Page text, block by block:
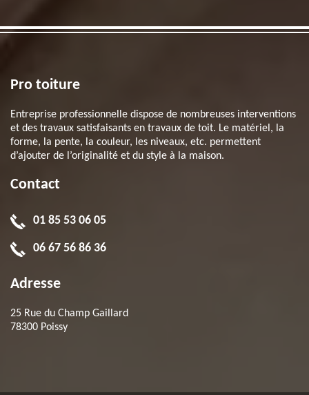
Pro toiture
Entreprise professionnelle dispose de nombreuses interventions
et des travaux satisfaisants en travaux de toit. Le matériel, la
forme, la pente, la couleur, les niveaux, etc. permettent
d’ajouter de l’originalité et du style à la maison.
Contact
01 85 53 06 05
06 67 56 86 36
Adresse
25 Rue du Champ Gaillard
78300 Poissy